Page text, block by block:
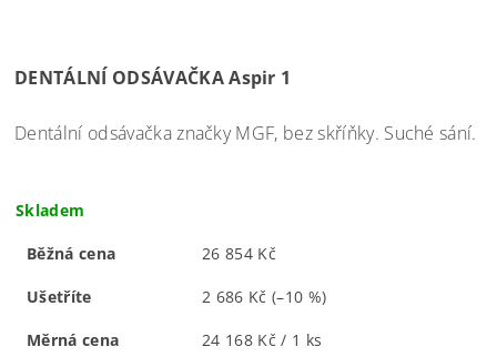
DENTÁLNÍ ODSÁVAČKA Aspir 1
Dentální odsávačka značky MGF, bez skříňky. Suché sání.
Skladem
Běžná cena 26 854 Kč
Ušetříte 2 686 Kč (–10 %)
Měrná cena 24 168 Kč / 1 ks